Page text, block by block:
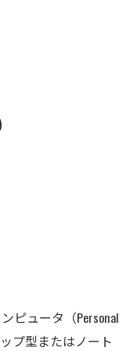
ピュータ（Personal
プ型またはノート